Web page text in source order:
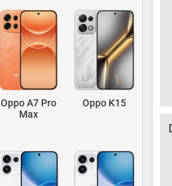
Oppo A7 Pro
Max
Oppo K15